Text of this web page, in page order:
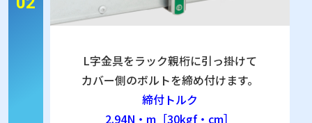
L字金具をラック親桁に引っ掛けて
カバー側のボルトを締め付けます。
締付トルク
2.94N・m［30kgf・cm］